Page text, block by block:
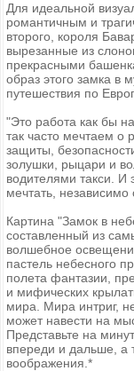
Для идеальной
романтичным и
второго, короля
вырезанные из
прекрасными
образ этого замка в
путешествия по
"Это работа как бы
так часто мечтаем о
защиты,
золушки, рыцари и
водителями такси.
мечтать, независимо
Картина "Замок в
составленный из
волшебное
пастель небесного
полета фантазии,
и мифических
мира. Мира интриг,
может навести на
Представьте на
впереди и дальше, а
воображения.*